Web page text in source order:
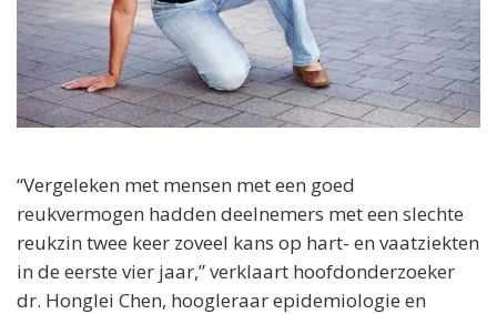
“Vergeleken met mensen met een goed
reukvermogen hadden deelnemers met een slechte
reukzin twee keer zoveel kans op hart- en vaatziekten
in de eerste vier jaar,” verklaart hoofdonderzoeker
dr. Honglei Chen, hoogleraar epidemiologie en